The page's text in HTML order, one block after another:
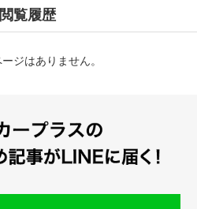
閲覧履歴
ジはありません。